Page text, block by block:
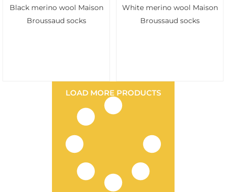
Black merino wool Maison
Broussaud socks
White merino wool Maison
Broussaud socks
LOAD MORE PRODUCTS